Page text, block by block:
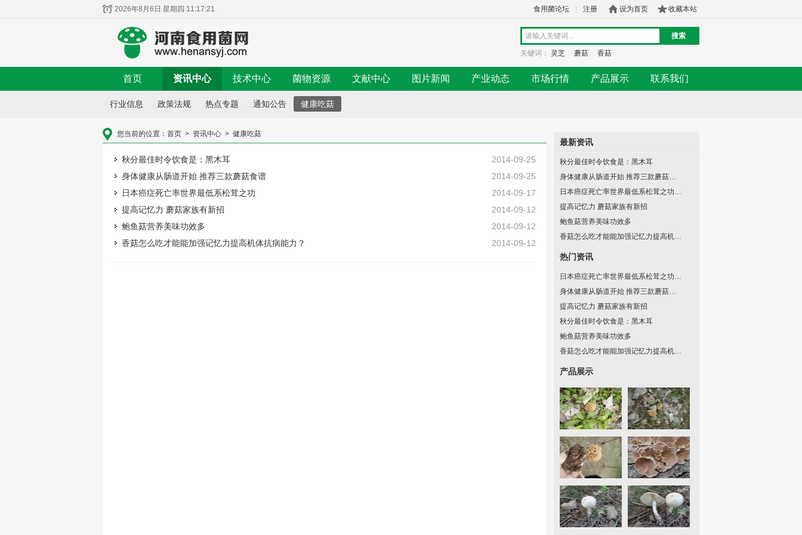
2026年8月6日 星期四 11:17:21 食用菌论坛 注册 设为首页 收藏本站
搜索
关键词： 灵芝 蘑菇 香菇
首页 资讯中心 技术中心 菌物资源 文献中心 图片新闻 产业动态 市场行情 产品展示 联系我们
行业信息 政策法规 热点专题 通知公告 健康吃菇
您当前的位置： 首页 > 资讯中心 > 健康吃菇
2014-09-25
秋分最佳时令饮食是：黑木耳
2014-09-25
身体健康从肠道开始 推荐三款蘑菇食谱
2014-09-17
日本癌症死亡率世界最低系松茸之功
2014-09-12
提高记忆力 蘑菇家族有新招
2014-09-12
鲍鱼菇营养美味功效多
2014-09-12
香菇怎么吃才能能加强记忆力提高机体抗病能力？
最新资讯
秋分最佳时令饮食是：黑木耳
身体健康从肠道开始 推荐三款蘑菇…
日本癌症死亡率世界最低系松茸之功…
提高记忆力 蘑菇家族有新招
鲍鱼菇营养美味功效多
香菇怎么吃才能能加强记忆力提高机…
热门资讯
日本癌症死亡率世界最低系松茸之功…
身体健康从肠道开始 推荐三款蘑菇…
提高记忆力 蘑菇家族有新招
秋分最佳时令饮食是：黑木耳
鲍鱼菇营养美味功效多
香菇怎么吃才能能加强记忆力提高机…
产品展示